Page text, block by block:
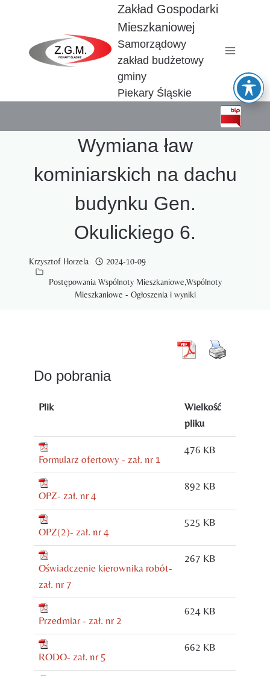
Zakład Gospodarki
Mieszkaniowej
Samorządowy
zakład budżetowy
gminy
Piekary Śląskie
Wymiana ław
kominiarskich na dachu
budynku Gen.
Okulickiego 6.
Krzysztof Horzela 2024-10-09
Postępowania Wspólnoty Mieszkaniowe,Wspólnoty
Mieszkaniowe - Ogłoszenia i wyniki
Do pobrania
Plik
Wielkość
pliku
Formularz ofertowy - zał. nr 1
476 KB
OPZ- zał. nr 4
892 KB
OPZ(2)- zał. nr 4
525 KB
Oświadczenie kierownika robót-
zał. nr 7
267 KB
Przedmiar - zał. nr 2
624 KB
RODO- zał. nr 5
662 KB